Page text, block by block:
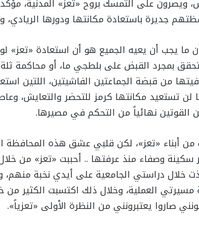
ويصرون على التمسك بروح «تعز» المدنية،
جديرة باستعادة مكانتها ودورها
ما يجب أن يعيه الجميع هو أن استعادة «تعز»
بمجرد القبض على بلطجي ما، أو محاكمة ثلة
من قبضة الجماعتين الفاشيتين، اللتين
لن تستعيد مكانتها كرمز للتحضر والتعايش،
القوتين نهائياً من التحكم في مصيرها.
أبناء «تعز»، لكن قلبي عشق هذه المحافظة
سكينة وصفاء منذ عرفتها .. أحببت «تعز» من خلال
خلال دراستي الجامعية على أيدي نخبة
مسيرتي العملية، وخلال ذلك اكتسبت الكثير
صاروا يعتبرونني من النظرة الأولى «تعزياً».